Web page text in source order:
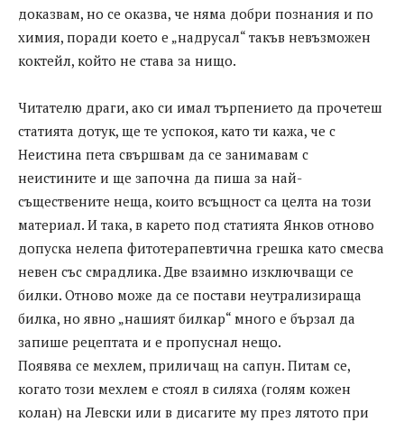
доказвам, но се оказва, че няма добри познания и по
химия, поради което е „надрусал“ такъв невъзможен
коктейл, който не става за нищо.
Читателю драги, ако си имал търпението да прочетеш
статията дотук, ще те успокоя, като ти кажа, че с
Неистина пета свършвам да се занимавам с
неистините и ще започна да пиша за най-
съществените неща, които всъщност са целта на този
материал. И така, в карето под статията Янков отново
допуска нелепа фитотерапевтична грешка като смесва
невен със смрадлика. Две взаимно изключващи се
билки. Отново може да се постави неутрализираща
билка, но явно „нашият билкар“ много е бързал да
запише рецептата и е пропуснал нещо.
Появява се мехлем, приличащ на сапун. Питам се,
когато този мехлем е стоял в силяха (голям кожен
колан) на Левски или в дисагите му през лятото при